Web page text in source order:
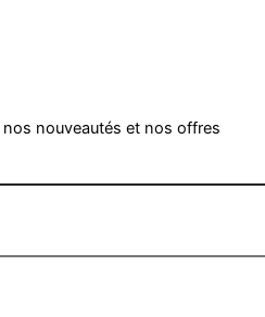
nouveautés et nos offres